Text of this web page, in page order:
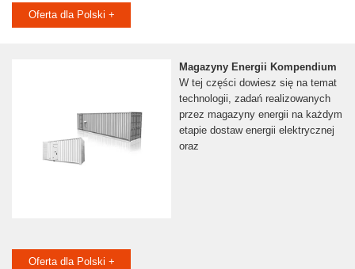
Oferta dla Polski +
Magazyny Energii Kompendium
W tej części dowiesz się na temat
technologii, zadań realizowanych
przez magazyny energii na każdym
etapie dostaw energii elektrycznej
oraz
Oferta dla Polski +